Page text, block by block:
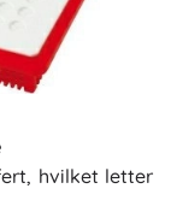
hvilket letter